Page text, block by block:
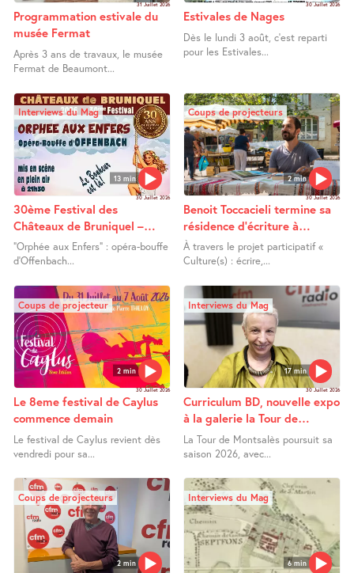
31 Juillet 2026
Programmation estivale du
musée Fermat
Après 3 ans de travaux, le musée
Fermat de Beaumont...
30 Juillet 2026
Estivales de Nages
Dès le lundi 3 août, c’est reparti
pour les Estivales...
13 min
Interviews du Mag
30 Juillet 2026
30ème Festival des
Châteaux de Bruniquel –
Orphée aux Enfers
"Orphée aux Enfers" : opéra-bouffe
d’Offenbach...
2 min
Coups de projecteurs
30 Juillet 2026
Benoit Toccacieli termine sa
résidence d’écriture à
Lafrançaise
À travers le projet participatif «
Culture(s) : écrire,...
2 min
Coups de projecteur
30 Juillet 2026
Le 8eme festival de Caylus
commence demain
Le festival de Caylus revient dès
vendredi pour sa...
17 min
Interviews du Mag
30 Juillet 2026
Curriculum BD, nouvelle expo
à la galerie la Tour de
Montsalès
La Tour de Montsalès poursuit sa
saison 2026, avec...
2 min
Coups de projecteurs
6 min
Interviews du Mag